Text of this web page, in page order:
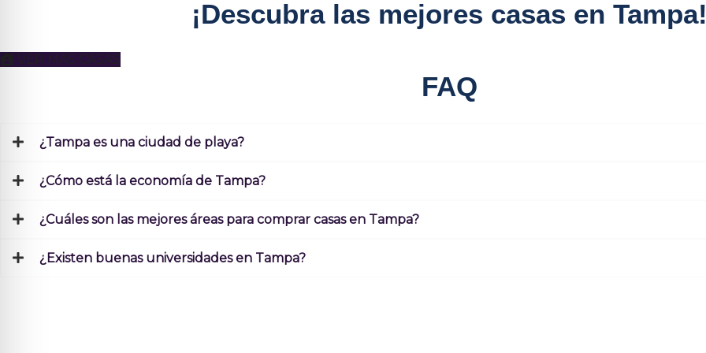
¡Descubra las mejores casas en
VER MÁS CASAS
FAQ
¿Tampa es una ciudad de playa?
¿Cómo está la economía de Tampa?
¿Cuáles son las mejores áreas para comprar casas en Tampa?
¿Existen buenas universidades en Tampa?